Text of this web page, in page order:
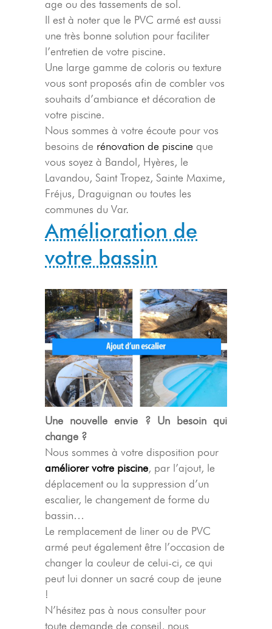
age ou des tassements de sol.
Il est à noter que le PVC armé est aussi
une très bonne solution pour faciliter
l’entretien de votre piscine.
Une large gamme de coloris ou texture
vous sont proposés afin de combler vos
souhaits d’ambiance et décoration de
votre piscine.
Nous sommes à votre écoute pour vos
besoins de rénovation de piscine que
vous soyez à Bandol, Hyères, le
Lavandou, Saint Tropez, Sainte Maxime,
Fréjus, Draguignan ou toutes les
communes du Var.
Amélioration de
votre bassin
Une nouvelle envie ? Un besoin qui
change ?
Nous sommes à votre disposition pour
améliorer votre piscine, par l’ajout, le
déplacement ou la suppression d’un
escalier, le changement de forme du
bassin…
Le remplacement de liner ou de PVC
armé peut également être l’occasion de
changer la couleur de celui-ci, ce qui
peut lui donner un sacré coup de jeune
!
N’hésitez pas à nous consulter pour
toute demande de conseil, nous